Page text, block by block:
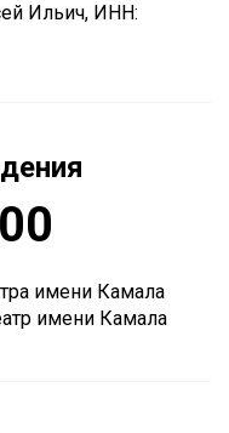
Ильич, ИНН:
имени Камала
имени Камала